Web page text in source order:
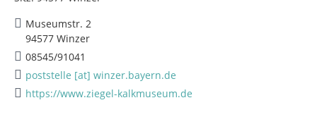
Museumstr. 2
94577 Winzer
08545/91041
poststelle [at] winzer.bayern.de
https://www.ziegel-kalkmuseum.de